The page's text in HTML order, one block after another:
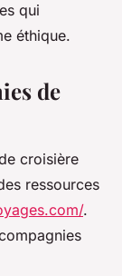
qui
éthique.
de
croisière
ressources
.